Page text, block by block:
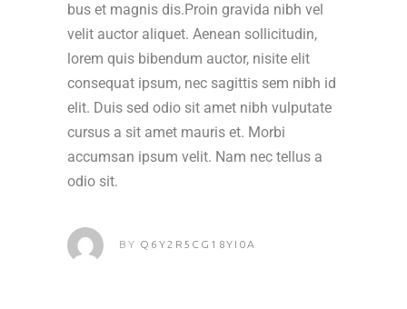
bus et magnis dis.Proin gravida nibh vel
velit auctor aliquet. Aenean sollicitudin,
lorem quis bibendum auctor, nisite elit
consequat ipsum, nec sagittis sem nibh id
elit. Duis sed odio sit amet nibh vulputate
cursus a sit amet mauris et. Morbi
accumsan ipsum velit. Nam nec tellus a
odio sit.
BY Q6Y2R5CG18YI0A